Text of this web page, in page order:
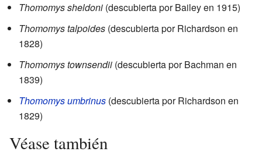
Thomomys sheldoni (descubierta por Bailey en 1915)
Thomomys talpoides (descubierta por Richardson en
1828)
Thomomys townsendii (descubierta por Bachman en
1839)
Thomomys umbrinus (descubierta por Richardson en
1829)
Véase también